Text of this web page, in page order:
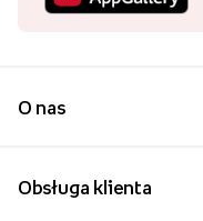
O nas
Obsługa klienta